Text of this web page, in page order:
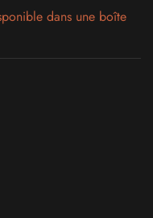
dans une boîte